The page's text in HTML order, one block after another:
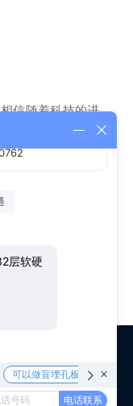
信随着科技的进
我国可穿戴设备
。